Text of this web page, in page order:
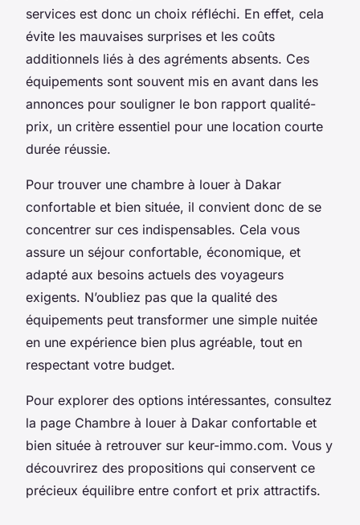
services est donc un choix réfléchi. En effet, cela
évite les mauvaises surprises et les coûts
additionnels liés à des agréments absents. Ces
équipements sont souvent mis en avant dans les
annonces pour souligner le bon rapport qualité-
prix, un critère essentiel pour une location courte
durée réussie.
Pour trouver une chambre à louer à Dakar
confortable et bien située, il convient donc de se
concentrer sur ces indispensables. Cela vous
assure un séjour confortable, économique, et
adapté aux besoins actuels des voyageurs
exigents. N’oubliez pas que la qualité des
équipements peut transformer une simple nuitée
en une expérience bien plus agréable, tout en
respectant votre budget.
Pour explorer des options intéressantes, consultez
la page Chambre à louer à Dakar confortable et
bien située à retrouver sur keur-immo.com. Vous y
découvrirez des propositions qui conservent ce
précieux équilibre entre confort et prix attractifs.